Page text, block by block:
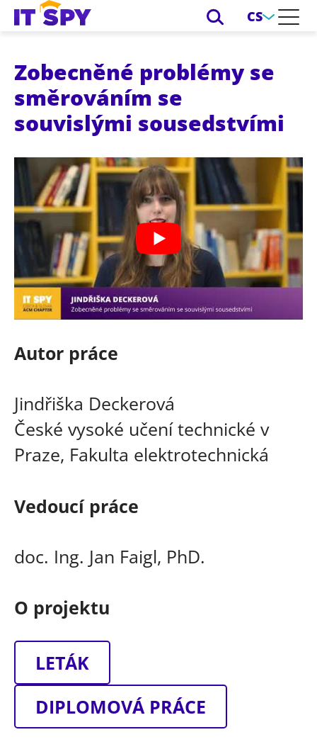
CS
Zobecněné problémy se
směrováním se
souvislými sousedstvími
Autor práce
Jindřiška Deckerová
České vysoké učení technické v
Praze, Fakulta elektrotechnická
Vedoucí práce
doc. Ing. Jan Faigl, PhD.
O projektu
LETÁK
DIPLOMOVÁ PRÁCE